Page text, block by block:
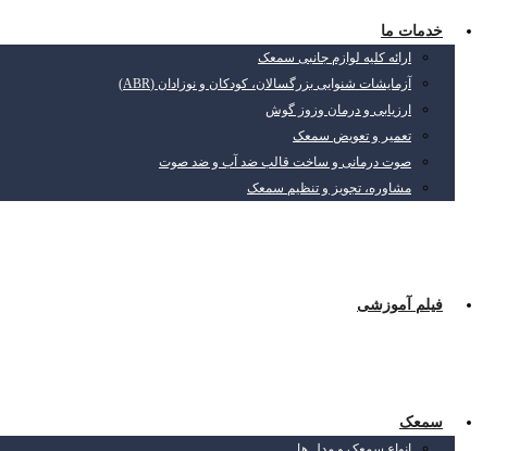
خدمات ما
ارائه کلیه لوازم جانبی سمعک
آزمایشات شنوایی بزرگسالان، کودکان و نوزادان (ABR)
ارزیابی و درمان وزوز گوش
تعمیر و تعویض سمعک
صوت درمانی و ساخت قالب ضد آب و ضد صوت
مشاوره، تجویز و تنظیم سمعک
فیلم آموزشی
سمعک